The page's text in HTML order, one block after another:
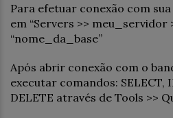
Para efetuar conexão com
em “Servers >> meu_servidor
“nome_da_base”
Após abrir conexão com o
executar comandos: SELECT,
DELETE através de Tools >>